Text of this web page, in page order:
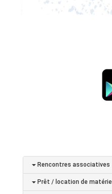
Rencontres associatives
Prêt / location de matériel